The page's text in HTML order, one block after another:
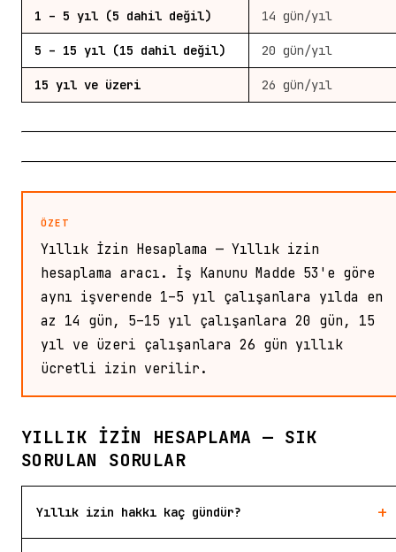
1 – 5 yıl (5 dahil değil) 14 gün/yıl
5 – 15 yıl (15 dahil değil) 20 gün/yıl
15 yıl ve üzeri 26 gün/yıl
ÖZET
Yıllık İzin Hesaplama — Yıllık izin
hesaplama aracı. İş Kanunu Madde 53'e göre
aynı işverende 1–5 yıl çalışanlara yılda en
az 14 gün, 5–15 yıl çalışanlara 20 gün, 15
yıl ve üzeri çalışanlara 26 gün yıllık
ücretli izin verilir.
YILLIK İZIN HESAPLAMA — SIK
SORULAN SORULAR
Yıllık izin hakkı kaç gündür? +